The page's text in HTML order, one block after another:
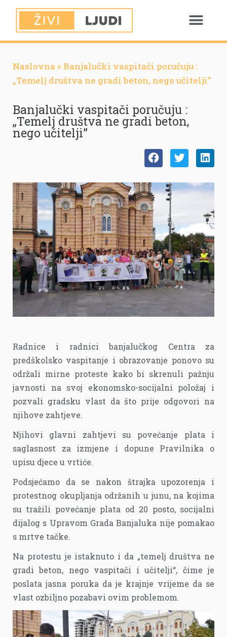
Naslovna »Banjalučki vaspitači poručuju :
„Temelj društva ne gradi beton, nego učitelji”
Banjalučki vaspitači poručuju :
„Temelj društva ne gradi beton,
nego učitelji”
Radnice i radnici banjalučkog Centra za
predškolsko vaspitanje i obrazovanje ponovo su
održali mirne proteste kako bi skrenuli pažnju
javnosti na svoj ekonomsko-socijalni položaj i
pozvali gradsku vlast da što prije odgovori na
njihove zahtjeve.
Njihovi glavni zahtjevi su povećanje plata i
saglasnost za izmjene i dopune Pravilnika o
upisu djece u vrtiće.
Podsjećamo da se nakon štrajka upozorenja i
protestnog okupljanja održanih u junu, na kojima
su tražili povećanje plata od 20 posto, socijalni
dijalog s Upravom Grada Banjaluka nije pomakao
s mrtve tačke.
Na protestu je istaknuto i da „temelj društva ne
gradi beton, nego vaspitači i učitelji“, čime je
poslata jasna poruka da je krajnje vrijeme da se
vlast ozbiljno pozabavi ovim problemom.